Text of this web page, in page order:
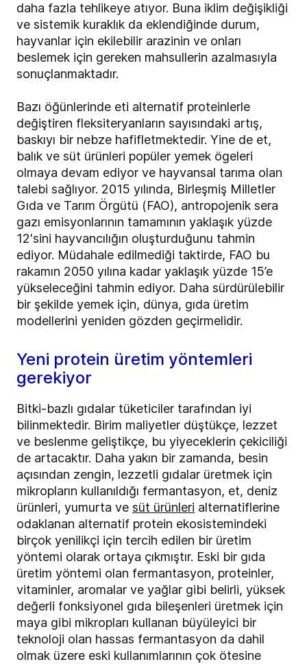
daha fazla tehlikeye atıyor. Buna iklim değişikliği
ve sistemik kuraklık da eklendiğinde durum,
hayvanlar için ekilebilir arazinin ve onları
beslemek için gereken mahsullerin azalmasıyla
sonuçlanmaktadır.
Bazı öğünlerinde eti alternatif proteinlerle
değiştiren fleksiteryanların sayısındaki artış,
baskıyı bir nebze hafifletmektedir. Yine de et,
balık ve süt ürünleri popüler yemek ögeleri
olmaya devam ediyor ve hayvansal tarıma olan
talebi sağlıyor. 2015 yılında, Birleşmiş Milletler
Gıda ve Tarım Örgütü (FAO), antropojenik sera
gazı emisyonlarının tamamının yaklaşık yüzde
12'sini hayvancılığın oluşturduğunu tahmin
ediyor. Müdahale edilmediği taktirde, FAO bu
rakamın 2050 yılına kadar yaklaşık yüzde 15’e
yükseleceğini tahmin ediyor. Daha sürdürülebilir
bir şekilde yemek için, dünya, gıda üretim
modellerini yeniden gözden geçirmelidir.
Yeni protein üretim yöntemleri
gerekiyor
Bitki-bazlı gıdalar tüketiciler tarafından iyi
bilinmektedir. Birim maliyetler düştükçe, lezzet
ve beslenme geliştikçe, bu yiyeceklerin çekiciliği
de artacaktır. Daha yakın bir zamanda, besin
açısından zengin, lezzetli gıdalar üretmek için
mikropların kullanıldığı fermantasyon, et, deniz
ürünleri, yumurta ve süt ürünleri alternatiflerine
odaklanan alternatif protein ekosistemindeki
birçok yenilikçi için tercih edilen bir üretim
yöntemi olarak ortaya çıkmıştır. Eski bir gıda
üretim yöntemi olan fermantasyon, proteinler,
vitaminler, aromalar ve yağlar gibi belirli, yüksek
değerli fonksiyonel gıda bileşenleri üretmek için
maya gibi mikropları kullanan büyüleyici bir
teknoloji olan hassas fermantasyon da dahil
olmak üzere eski kullanımlarının çok ötesine